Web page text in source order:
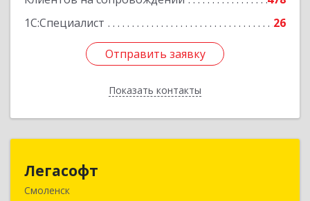
1С:Специалист
26
Отправить заявку
Показать контакты
Отправить заявку
Назад
Легасофт
Смоленск214018, Смоленская обл, Смоленск г, Ново-